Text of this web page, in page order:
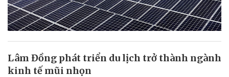
Lâm Đồng phát triển du lịch trở thành ngành
kinh tế mũi nhọn